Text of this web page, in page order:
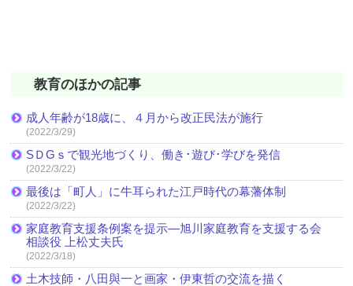
教育のほかの記事
成人年齢が18歳に、４月から改正民法が施行
(2022/3/29)
SＤGｓで観光地づくり、働き･遊び･学びを発信
(2022/3/22)
最後は「町人」に牛耳られた江戸時代の幕藩体制
(2022/3/22)
家庭教育支援条例案を提示―旭川家庭教育を支援する会
相談役 上松丈夫氏
(2022/3/18)
土木技師・八田與一と画家・伊東哲の交流を描く